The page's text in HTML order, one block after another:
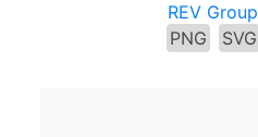
REV Group
PNG
SVG